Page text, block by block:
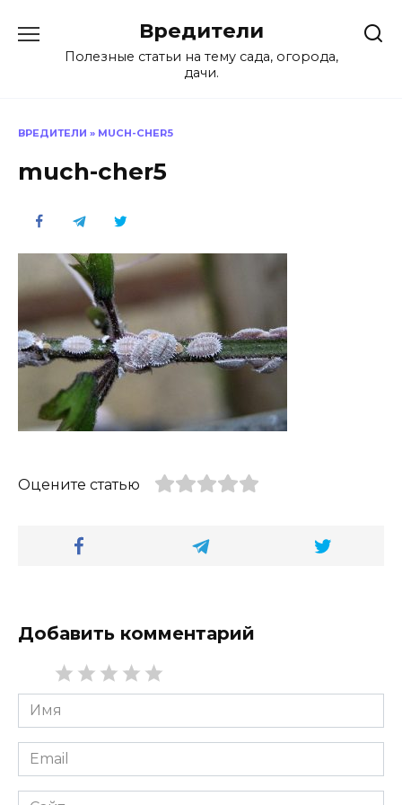
содержанию
Вредители
Полезные статьи на тему сада, огорода,
дачи.
ВРЕДИТЕЛИ » MUCH-CHER5
much-cher5
Оцените статью
Добавить комментарий
Имя
*
Email
*
Сайт